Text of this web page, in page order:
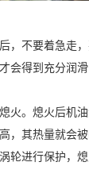
，不要着急走
会得到充分润
火。熄火后机
，其热量就会
轮进行保护，